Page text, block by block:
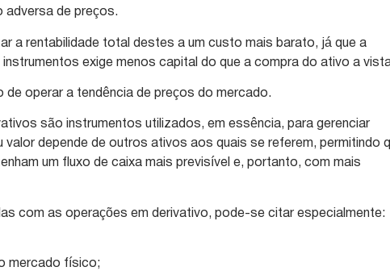
adversa de preços.
a rentabilidade total destes a um custo mais barato, já que a
exige menos capital do que a compra do ativo a
de operar a tendência de preços do mercado.
são instrumentos utilizados, em essência, para gerenciar
valor depende de outros ativos aos quais se referem, permitindo
um fluxo de caixa mais previsível e, portanto, com mais
com as operações em derivativo, pode-se citar especialmente:
mercado físico;